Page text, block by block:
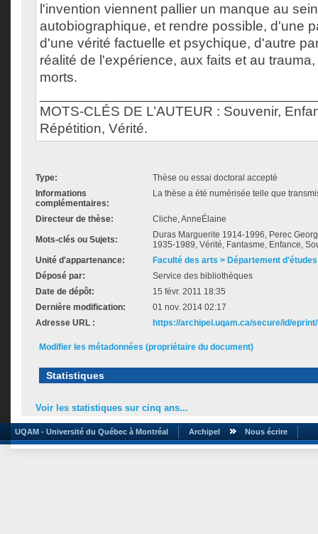
l'invention viennent pallier un manque au
autobiographique, et rendre possible, d'une
d'une vérité factuelle et psychique, d'autre
réalité de l'expérience, aux faits et au
morts.
MOTS-CLÉS DE L’AUTEUR : Souvenir,
Répétition, Vérité.
Type:
Thèse ou essai doctoral accepté
Informations
complémentaires:
La thèse a été numérisée telle que
Directeur de thèse: Cliche, AnneÉlaine
Mots-clés ou Sujets:
Duras Marguerite 1914-1996, Perec
1935-1989, Vérité, Fantasme, Enfance,
Unité d'appartenance:
Faculté des arts > Département
Déposé par:
Service des bibliothèques
Date de dépôt:
15 févr. 2011 18:35
Dernière modification:
01 nov. 2014 02:17
Adresse URL :
https://archipel.uqam.ca/secure/id/
Modifier les métadonnées (propriétaire du document)
Statistiques
Voir les statistiques sur cinq ans...
UQAM - Université du Québec à Montréal Archipel Nous écrire